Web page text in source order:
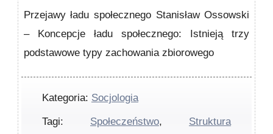
Przejawy ładu społecznego Stanisław Ossowski
– Koncepcje ładu społecznego: Istnieją trzy
podstawowe typy zachowania zbiorowego
Kategoria: Socjologia
Tagi: Społeczeństwo, Struktura